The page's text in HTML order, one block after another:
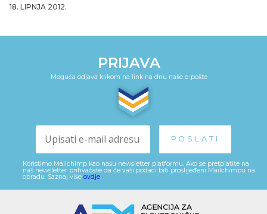
18. LIPNJA 2012.
PRIJAVA
Moguća odjava klikom na link na dnu naše e-pošte
Koristimo Mailchimp kao našu newsletter platformu. Ako se pretplatite na
naš newsletter prihvaćate da će vaši podaci biti proslijeđeni Mailchimpu na
obradu. Saznaj više ovdje